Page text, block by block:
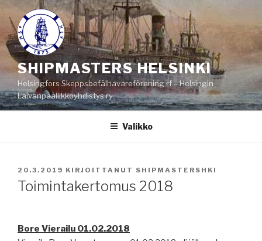
Siirry
sisältöön
SHIPMASTERS HELSINKI
Helsingfors Skeppsbefälhavareförening rf – Helsingin
Laivanpäällikköyhdistys ry
Valikko
JULKAISTU
20.3.2019 KIRJOITTANUT SHIPMASTERSHKI
Toimintakertomus 2018
Bore Vierailu 01.02.2018